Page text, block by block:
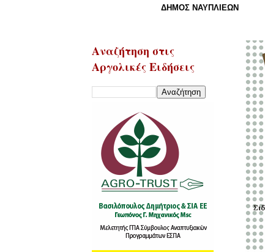
ΔΗΜΟΣ ΝΑΥΠΛΙΕΩΝ
Αναζήτηση στις
Αργολικές Ειδήσεις